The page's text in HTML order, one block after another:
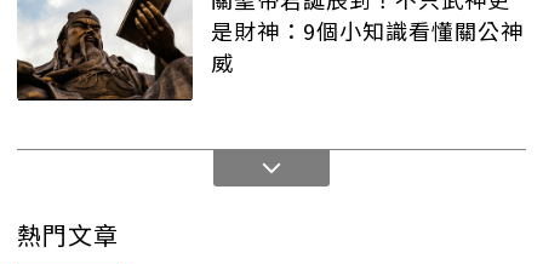
是財神：9個小知識看懂關公神
威
熱門文章